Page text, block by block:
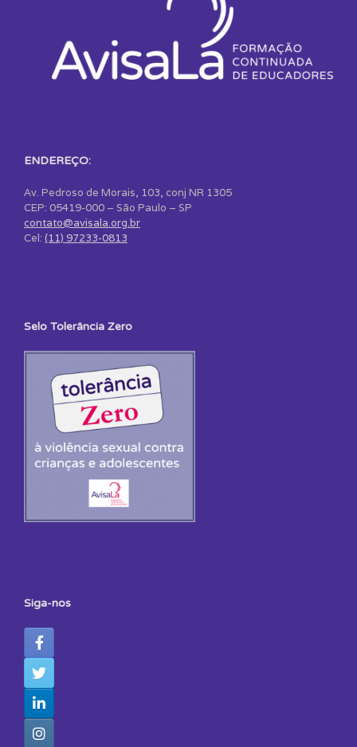
ENDEREÇO:
Av. Pedroso de Morais, 103, conj NR 1305
CEP: 05419-000 – São Paulo – SP
contato@avisala.org.br
Cel: (11) 97233-0813
Selo Tolerância Zero
Siga-nos